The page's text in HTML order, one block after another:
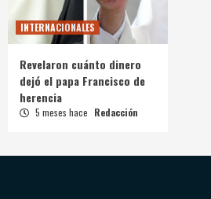
INTERNACIONALES
Revelaron cuánto dinero
dejó el papa Francisco de
herencia
5 meses hace Redacción